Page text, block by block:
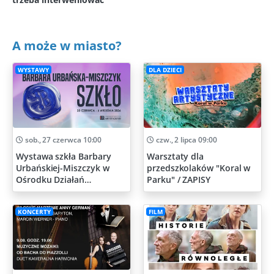
A może w miasto?
WYSTAWY
sob., 27 czerwca 10:00
Wystawa szkła Barbary
Urbańskiej-Miszczyk w
Ośrodku Działań
Artystycznych
DLA DZIECI
czw., 2 lipca 09:00
Warsztaty dla
przedszkolaków "Koral w
Parku" / ZAPISY
KONCERTY FILM